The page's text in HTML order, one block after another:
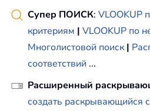
Супер ПОИСК: VLOOKUP
критериям | VLOOKUP по
Многолистовой поиск |
соответствий ...
Расширенный
создать раскрывающийся